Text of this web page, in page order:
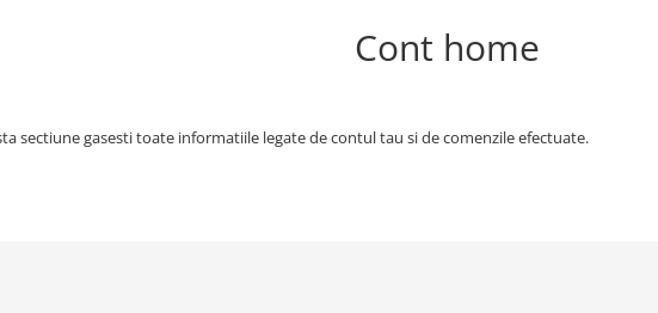
Cont home
sectiune gasesti toate informatiile legate de contul tau si de comenzile efectuate.